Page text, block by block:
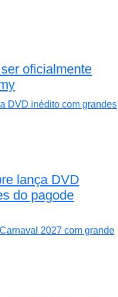
oficialmente
lança DVD
do pagode